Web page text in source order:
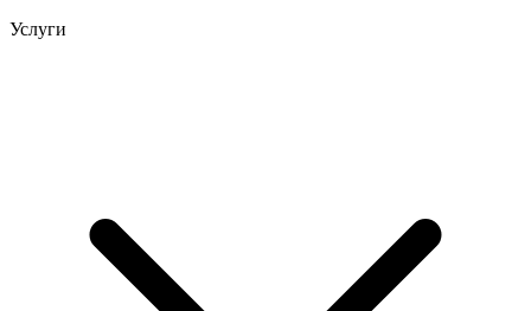
Услуги